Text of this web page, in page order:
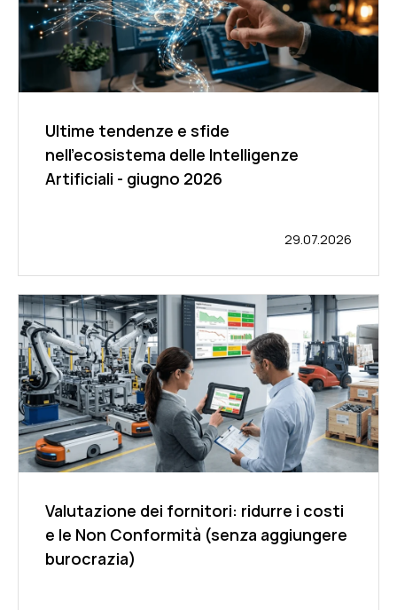
Ultime tendenze e sfide
nell'ecosistema delle Intelligenze
Artificiali - giugno 2026
29.07.2026
Valutazione dei fornitori: ridurre i costi
e le Non Conformità (senza aggiungere
burocrazia)